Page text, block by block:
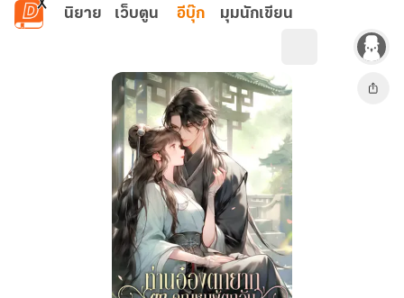
ข้ามไปยังเนื้อหาหลัก
นิยาย เว็บตูน อีบุ๊ก มุมนักเขียน